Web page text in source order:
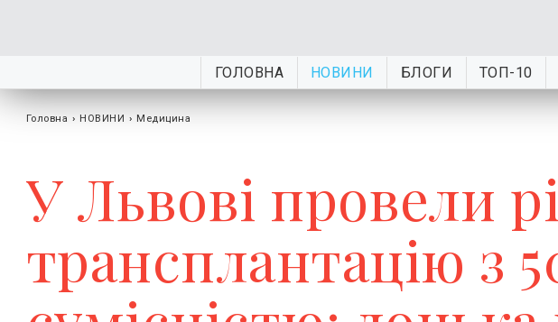
ГОЛОВНА НОВИНИ БЛОГИ ТОП-10
Головна › НОВИНИ › Медицина
У Львові провели
трансплантацію з